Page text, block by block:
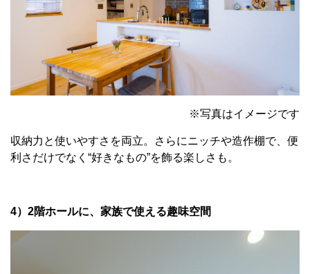
※写真はイメージです
収納力と使いやすさを両立。さらにニッチや造作棚で、便
利さだけでなく“好きなもの”を飾る楽しさも。
4）2階ホールに、家族で使える趣味空間